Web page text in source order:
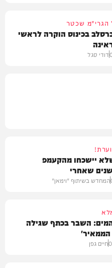
הגרי"מ שכטר
בכינוס הוקרה לראשי
דודי סגל
יישכחו מהקעמפ
שאחרי
המחדש בשיתוף "וימאן"
השבר בכתף שגילה
הממאיר'
חיים גפן